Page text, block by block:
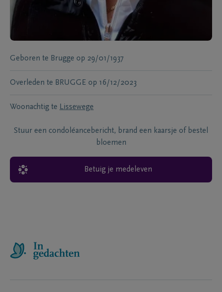
Geboren te Brugge op 29/01/1937
Overleden te BRUGGE op 16/12/2023
Woonachtig te Lissewege
Stuur een condoléancebericht, brand een kaarsje of bestel
bloemen
Betuig je medeleven